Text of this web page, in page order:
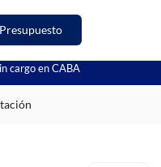
Presupuesto
cargo en CABA